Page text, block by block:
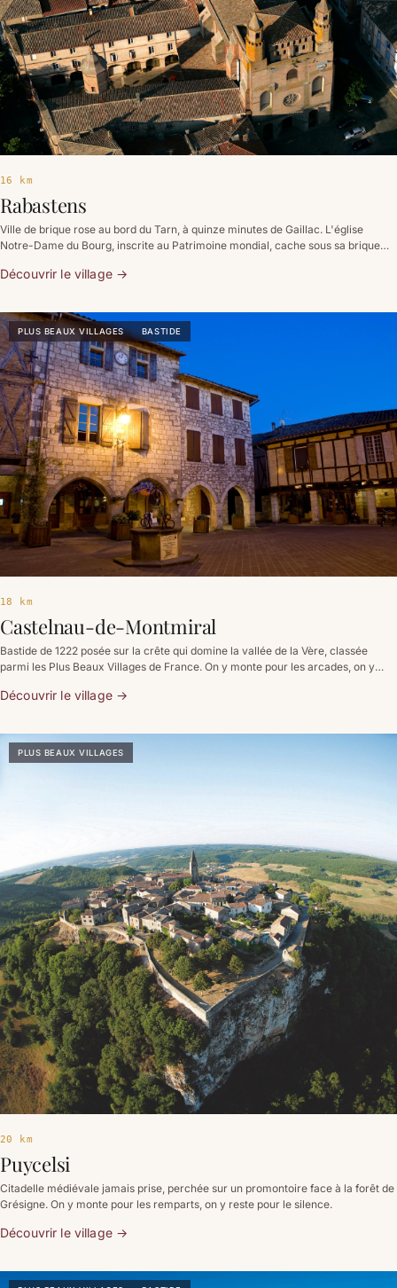
16 km
Rabastens
Ville de brique rose au bord du Tarn, à quinze minutes de Gaillac. L'église
Notre-Dame du Bourg, inscrite au Patrimoine mondial, cache sous sa brique
avaient enfouies sous la chaux.
Découvrir le village →
PLUS BEAUX VILLAGES BASTIDE
18 km
Castelnau-de-Montmiral
Bastide de 1222 posée sur la crête qui domine la vallée de la Vère, classée
parmi les Plus Beaux Villages de France. On y monte pour les arcades, on y
Découvrir le village →
PLUS BEAUX VILLAGES
20 km
Puycelsi
Citadelle médiévale jamais prise, perchée sur un promontoire face à la forêt de
Grésigne. On y monte pour les remparts, on y reste pour le silence.
Découvrir le village →